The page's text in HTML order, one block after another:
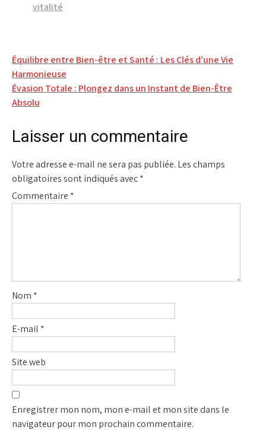
vitalité
Navigation
de
l’article
Équilibre entre Bien-être et Santé : Les Clés d’une Vie
Harmonieuse
Évasion Totale : Plongez dans un Instant de Bien-Être
Absolu
Laisser un commentaire
Votre adresse e-mail ne sera pas publiée. Les champs
obligatoires sont indiqués avec*
Commentaire *
Nom *
E-mail *
Site web
Enregistrer mon nom, mon e-mail et mon site dans le
navigateur pour mon prochain commentaire.